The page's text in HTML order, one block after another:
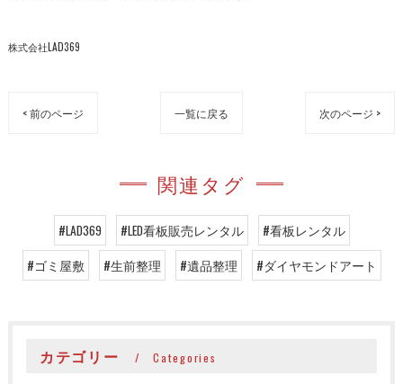
株式会社LAD369
< 前のページ 一覧に戻る 次のページ >
関連タグ
#LAD369 #LED看板販売レンタル
#看板レンタル
#ゴミ屋敷
#生前整理 #遺品整理 #ダイヤモンドアート
カテゴリー Categories